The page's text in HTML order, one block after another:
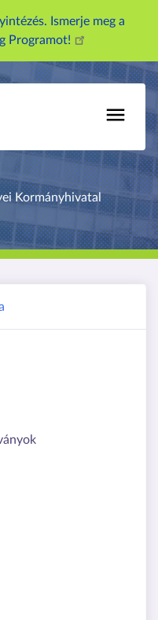
Ismerje meg a
Programot!
Kormányhivatal